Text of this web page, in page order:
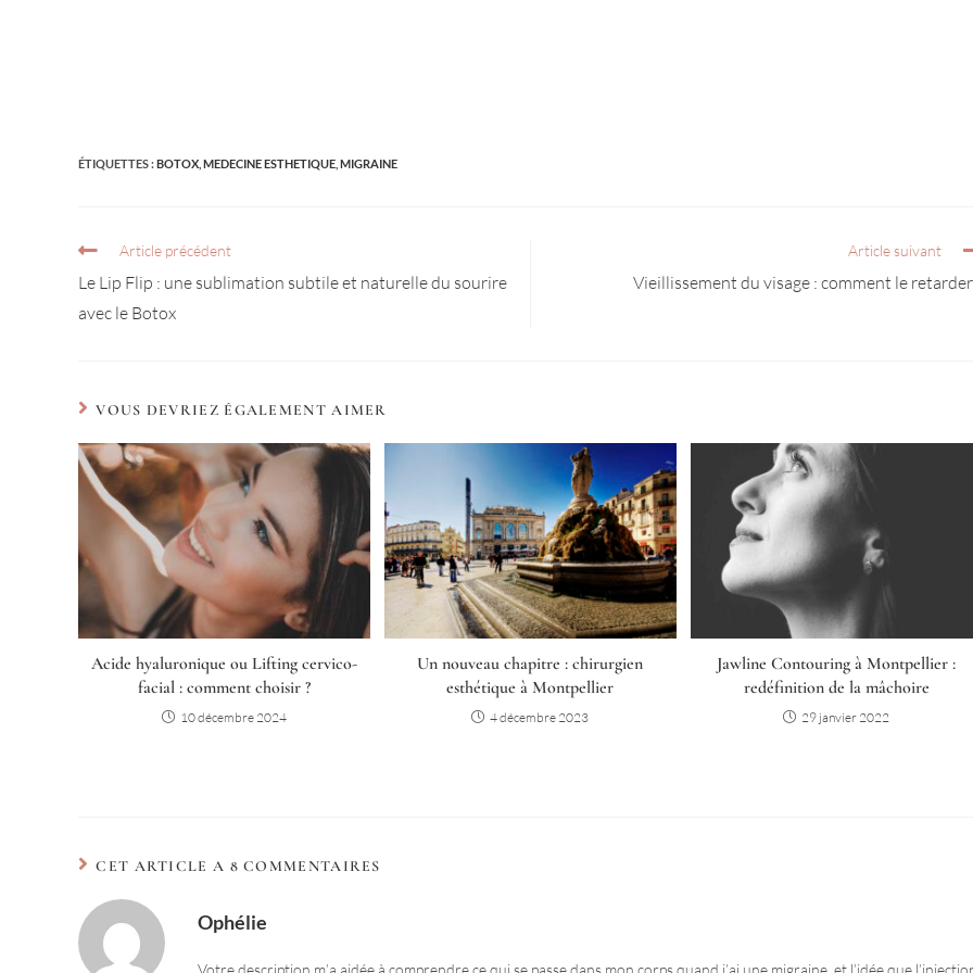
ÉTIQUETTES :BOTOX MEDECINE ESTHETIQUE MIGRAINE
Article précédent
Le Lip Flip : une sublimation subtile et naturelle du sourire
avec le Botox
Article suivant
Vieillissement du visage : comment le retarder
VOUS DEVRIEZ ÉGALEMENT AIMER
Acide hyaluronique ou Lifting cervico-
facial : comment choisir ?
10 décembre 2024
Un nouveau chapitre : chirurgien
esthétique à Montpellier
4 décembre 2023
Jawline Contouring à Montpellier :
redéfinition de la mâchoire
29 janvier 2022
CET ARTICLE A 8 COMMENTAIRES
Ophélie